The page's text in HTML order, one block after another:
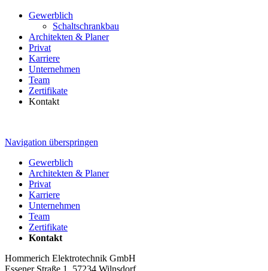
Gewerblich
Schaltschrankbau
Architekten & Planer
Privat
Karriere
Unternehmen
Team
Zertifikate
Kontakt
Navigation überspringen
Gewerblich
Architekten & Planer
Privat
Karriere
Unternehmen
Team
Zertifikate
Kontakt
Hommerich Elektrotechnik GmbH